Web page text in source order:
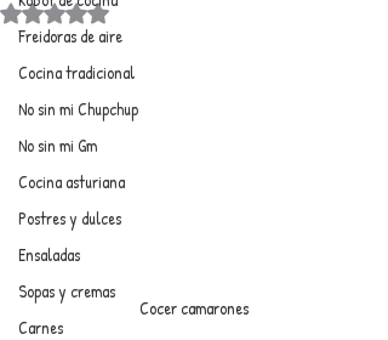
Freidoras de aire
Cocina tradicional
No sin mi Chupchup
No sin mi Gm
Cocina asturiana
Postres y dulces
Ensaladas
Sopas y cremas
Carnes
Obtuvo NaN de 5 estrellas.
Cocer camarones